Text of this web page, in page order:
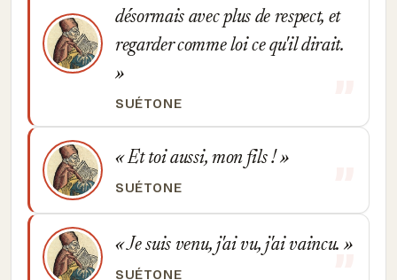
désormais avec plus de respect, et
regarder comme loi ce qu'il dirait.
SUÉTONE
Et toi aussi, mon fils !
SUÉTONE
Je suis venu, j'ai vu, j'ai vaincu.
SUÉTONE